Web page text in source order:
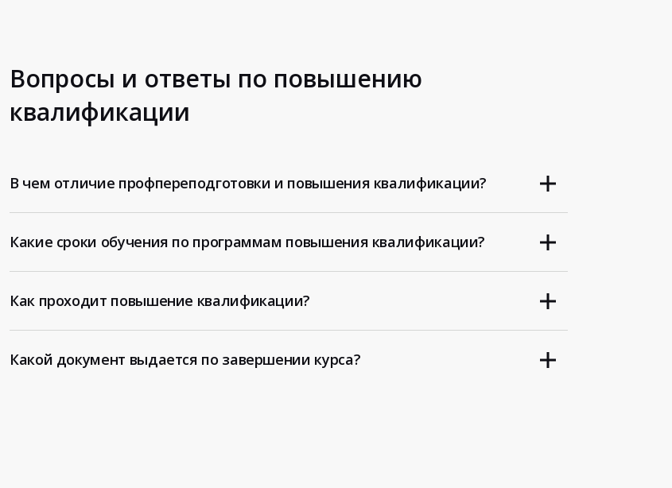
Вопросы и ответы по повышению
квалификации
В чем отличие профпереподготовки и повышения квалификации?
Какие сроки обучения по программам повышения квалификации?
Как проходит повышение квалификации?
Какой документ выдается по завершении курса?